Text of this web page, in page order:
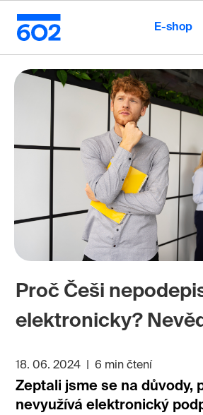
E-shop
Proč Češi
elektronicky?
18. 06. 2024 6 min čtení
Zeptali jsme se na důvody,
nevyužívá elektronický